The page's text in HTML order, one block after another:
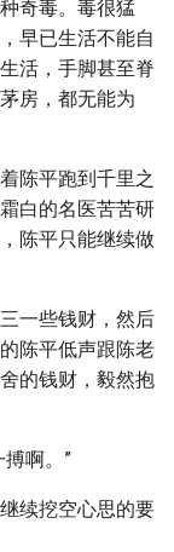
奇毒。毒很猛
早已生活不能自
活，手脚甚至脊
房，都无能为
陈平跑到千里之
白的名医苦苦研
陈平只能继续做
一些钱财，然后
陈平低声跟陈老
的钱财，毅然抱
啊。”
续挖空心思的要